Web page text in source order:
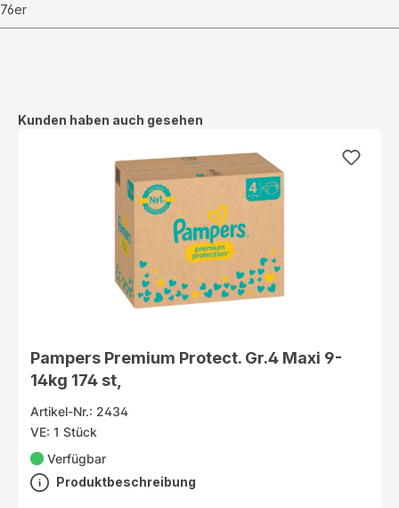
76er
Produktgalerie überspringen
Kunden haben auch gesehen
Pampers Premium Protect. Gr.4 Maxi 9-
14kg 174 st,
Artikel-Nr.: 2434
VE: 1 Stück
Verfügbar
Produktbeschreibung